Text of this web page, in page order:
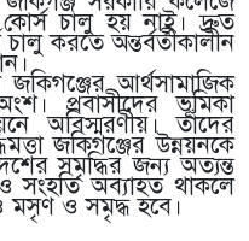
কোর্স চালু হয় নাই। দ্রুত
করতে অন্তর্বর্তীকালীন
আর্থসামাজিক
প্রবাসীদের ভূমিকা
অবিস্মরণীয়। তাঁদের
জকিগঞ্জের উন্নয়নকে
সমৃদ্ধির জন্য অত্যন্ত
সংহতি অব্যাহত থাকলে
ও সমৃদ্ধ হবে।